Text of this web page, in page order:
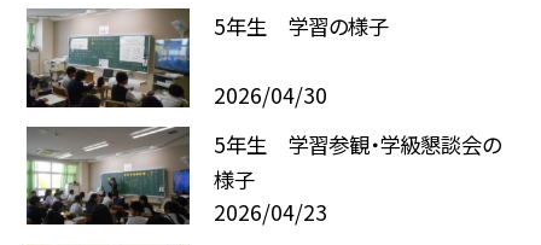
5年生 学習の様子
2026/04/30
5年生 学習参観・学級懇談会の
様子
2026/04/23